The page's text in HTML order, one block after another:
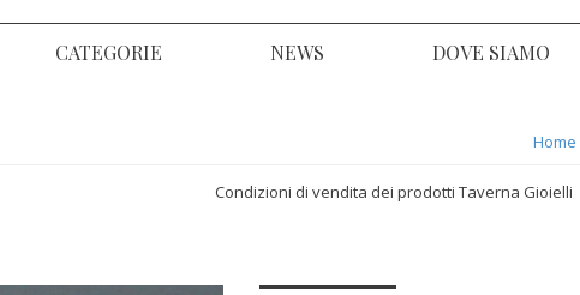
CATEGORIE NEWS DOVE SIAMO
Home
Condizioni di vendita dei prodotti Taverna Gioielli